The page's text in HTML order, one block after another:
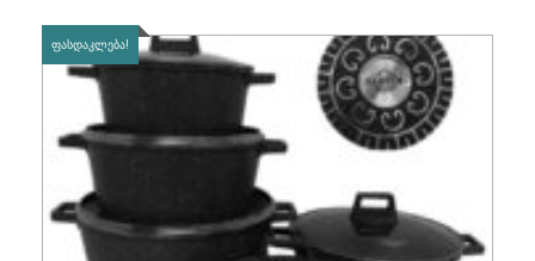
ᲤᲐᲡᲓᲐᲙᲚᲔᲑᲐ!